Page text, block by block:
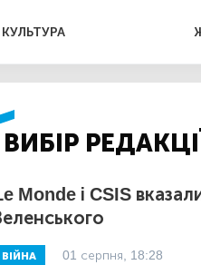
КУЛЬТУРА
ВИБІР
Monde і CSIS
ВІЙНА 01 серпня, 18:28